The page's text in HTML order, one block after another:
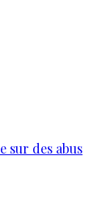
sur des abus